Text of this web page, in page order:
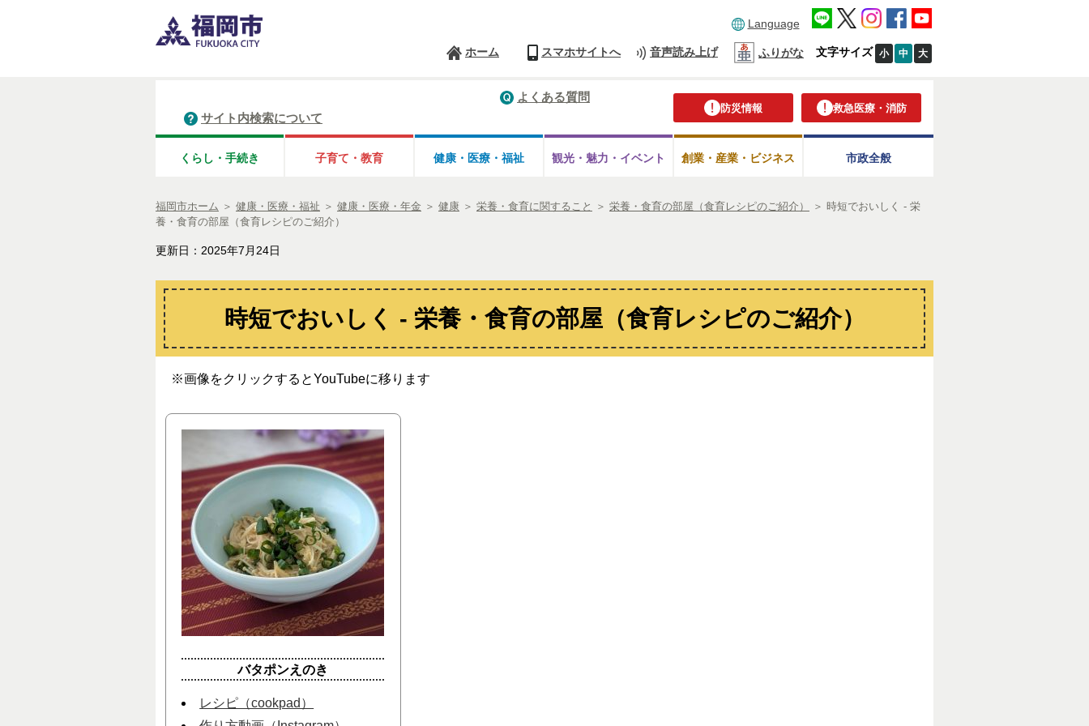
Language
ホーム スマホサイトへ 音声読み上げ ふりがな 文字サイズ 小 中 大
防災情報 救急医療・消防
よくある質問
サイト内検索について
くらし・手続き 子育て・教育 健康・医療・ 福祉 観光・魅力・ イベント 創業・産業・ビジネス 市政全般
福岡市ホーム ＞ 健康・医療・福祉 ＞ 健康・医療・年金 ＞ 健康 ＞ 栄養・食育に関すること ＞ 栄養・食育の部屋（食育レシピのご紹介） ＞ 時短でおいしく - 栄
養・食育の部屋（食育レシピのご紹介）
更新日：2025年7月24日
時短でおいしく - 栄養・食育の部屋（食育レシピのご紹介）
※画像をクリックするとYouTubeに移ります
バタポンえのき
レシピ（cookpad）